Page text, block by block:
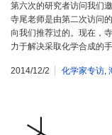
第六次的研究者访问我们
寺尾老师是由第二次访问
向我们推荐过的。现在，
力于解决采取化学合成的
2014/12/2 化学家专访,